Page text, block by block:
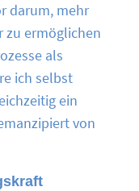
darum, mehr
zu ermöglichen
als
ich selbst
ein
von